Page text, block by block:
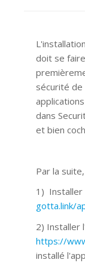
doit se
sécurité
dans
et bien
Par la
1) Installer
gotta.link/
2) Installer
https://
installé